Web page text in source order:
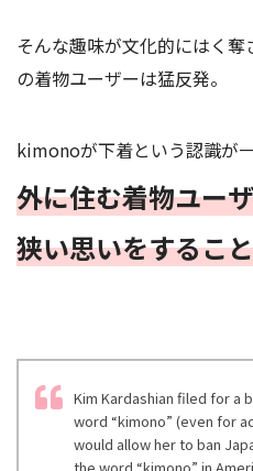
そんな趣味が文化的にはく
の着物ユーザーは猛反発。
kimonoが下着という認識が
外に住む着物ユー
狭い思いをするこ
Kim Kardashian filed for a
word “kimono” (even for
would allow her to ban
the word “kimono” in